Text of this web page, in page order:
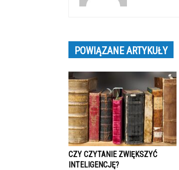
POWIĄZANE ARTYKUŁY
CZY CZYTANIE ZWIĘKSZYĆ
INTELIGENCJĘ?